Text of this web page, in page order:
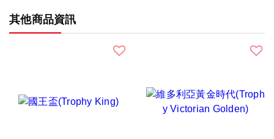
其他商品資訊